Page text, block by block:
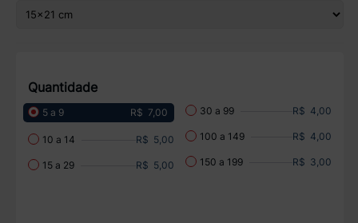
Quantidade
5 a 9 R$ 7,00
10 a 14 R$ 5,00
15 a 29 R$ 5,00
30 a 99 R$ 4,00
100 a 149 R$ 4,00
150 a 199 R$ 3,00